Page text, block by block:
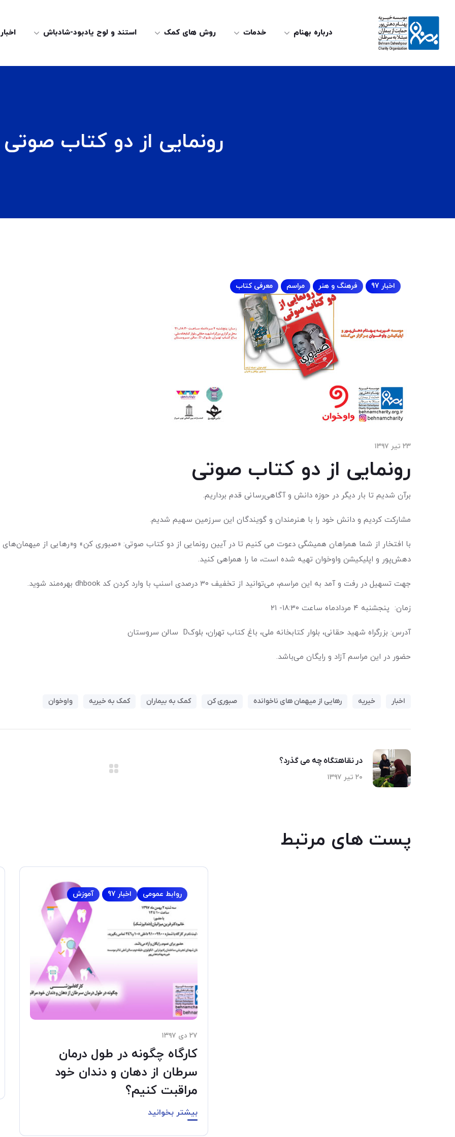
درباره بهنام خدمات روش های کمک استند و لوح یادبود-شادباش اخبار
رونمایی از دو کتاب صوتی
اخبار 97 فرهنگ و هنر مراسم معرفی کتاب
۲۳ تیر ۱۳۹۷
رونمایی از دو کتاب صوتی
برآن شدیم تا بار دیگر در حوزه دانش و آگاهی‌رسانی قدم برداریم.
مشارکت کردیم و دانش خود را با هنرمندان و گویندگان این سرزمین سهیم شدیم.
با افتخار از شما همراهان همیشگی دعوت می کنیم تا در آیین رونمایی از دو کتاب صوتی: «صبوری کن» و«رهایی از
دهش‌پور و اپلیکیشن واوخوان تهیه شده است، ما را همراهی کنید.
جهت تسهیل در رفت و آمد به این مراسم، می‌توانید از تخفیف ۳۰ درصدی اسنپ با وارد کردن کد dhbook بهره‌مند شوید.
زمان: پنجشنبه ۴ مردادماه ساعت ۱۸:۳۰- ۲۱
آدرس: بزرگراه شهید حقانی، بلوار کتابخانه ملی، باغ کتاب تهران، بلوکD سالن سروستان
حضور در این مراسم آزاد و رایگان می‌باشد.
اخبار خیریه رهایی از میهمان های ناخوانده صبوری کن کمک به بیماران کمک به خیریه واوخوان
در نقاهتگاه چه می گذرد؟
۲۰ تیر ۱۳۹۷
پست های مرتبط
آموزش اخبار 97 روابط عمومی
۲۷ دی ۱۳۹۷
کارگاه چگونه در طول درمان
سرطان از دهان و دندان خود
مراقبت کنیم؟
بیشتر بخوانید